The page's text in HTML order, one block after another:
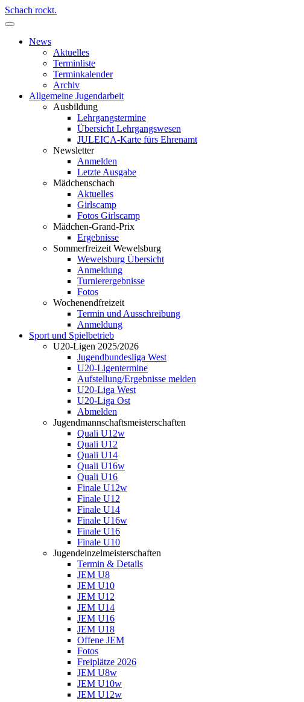
Schach rockt.
News
Aktuelles
Terminliste
Terminkalender
Archiv
Allgemeine Jugendarbeit
Ausbildung
Lehrgangstermine
Übersicht Lehrgangswesen
JULEICA-Karte fürs Ehrenamt
Newsletter
Anmelden
Letzte Ausgabe
Mädchenschach
Aktuelles
Girlscamp
Fotos Girlscamp
Mädchen-Grand-Prix
Ergebnisse
Sommerfreizeit Wewelsburg
Wewelsburg Übersicht
Anmeldung
Turnierergebnisse
Fotos
Wochenendfreizeit
Termin und Ausschreibung
Anmeldung
Sport und Spielbetrieb
U20-Ligen 2025/2026
Jugendbundesliga West
U20-Ligentermine
Aufstellung/Ergebnisse melden
U20-Liga West
U20-Liga Ost
Abmelden
Jugendmannschaftsmeisterschaften
Quali U12w
Quali U12
Quali U14
Quali U16w
Quali U16
Finale U12w
Finale U12
Finale U14
Finale U16w
Finale U16
Finale U10
Jugendeinzelmeisterschaften
Termin & Details
JEM U8
JEM U10
JEM U12
JEM U14
JEM U16
JEM U18
Offene JEM
Fotos
Freiplätze 2026
JEM U8w
JEM U10w
JEM U12w